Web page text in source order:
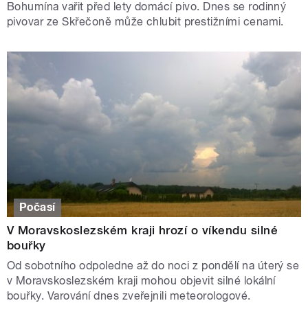
Bohumína vařit před lety domácí pivo. Dnes se rodinný
pivovar ze Skřečoně může chlubit prestižními cenami.
Počasí
V Moravskoslezském kraji hrozí o víkendu silné
bouřky
Od sobotního odpoledne až do noci z pondělí na úterý se
v Moravskoslezském kraji mohou objevit silné lokální
bouřky. Varování dnes zveřejnili meteorologové.